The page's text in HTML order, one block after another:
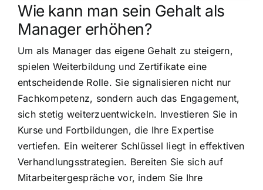
Wie kann man sein Gehalt als
Manager erhöhen?
Um als Manager das eigene Gehalt zu steigern,
spielen Weiterbildung und Zertifikate eine
entscheidende Rolle. Sie signalisieren nicht nur
Fachkompetenz, sondern auch das Engagement,
sich stetig weiterzuentwickeln. Investieren Sie in
Kurse und Fortbildungen, die Ihre Expertise
vertiefen. Ein weiterer Schlüssel liegt in effektiven
Verhandlungsstrategien. Bereiten Sie sich auf
Mitarbeitergespräche vor, indem Sie Ihre